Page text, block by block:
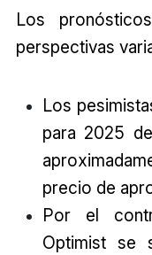
Los
perspectivas
Los
para 2025
precio de
Por el
Optimist se